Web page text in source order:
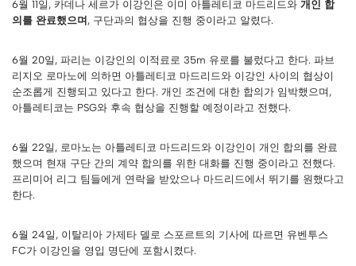
6월 11일, 카데나 세르가 이강인은 이미 아틀레티코 마드리드와 개인 합
의를 완료했으며 , 구단과의 협상을 진행 중이라고 알렸다.
6월 20일, 파리는 이강인의 이적료로 35m 유로를 불렀다고 한다. 파브
리지오 로마노에 의하면 아틀레티코 마드리드와 이강인 사이의 협상이
순조롭게 진행되고 있다고 한다. 개인 조건에 대한 합의가 임박했으며,
아틀레티코는 PSG와 후속 협상을 진행할 예정이라고 전했다.
6월 22일, 로마노는 아틀레티코 마드리드와 이강인이 개인 합의를 완료
했으며 현재 구단 간의 계약 합의를 위한 대화를 진행 중이라고 전했다.
프리미어 리그 팀들에게 연락을 받았으나 마드리드에서 뛰기를 원했다고
한다.
6월 24일, 이탈리아 가제타 델로 스포르트의 기사에 따르면 유벤투스
FC가 이강인을 영입 명단에 포함시켰다.